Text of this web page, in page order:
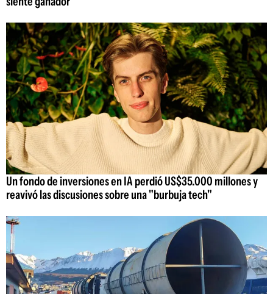
Un fondo de inversiones en IA perdió US$35.000 millones y
reavivó las discusiones sobre una "burbuja tech"